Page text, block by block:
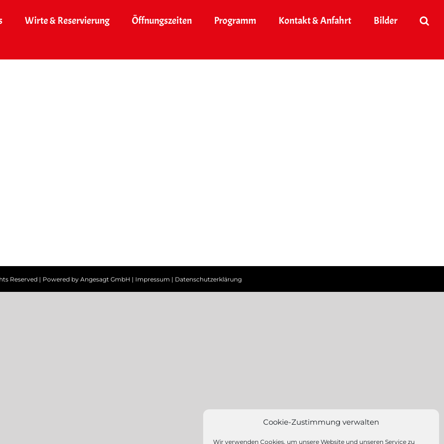
Cookie-Zustimmung verwalten
Wir verwenden Cookies, um unsere Website und unseren Service zu
Wirte & Reservierung Öffnungszeiten Programm Kontakt & Anfahrt Bilder
Reserved | Powered by Angesagt GmbH | Impressum | Datenschutzerklärung